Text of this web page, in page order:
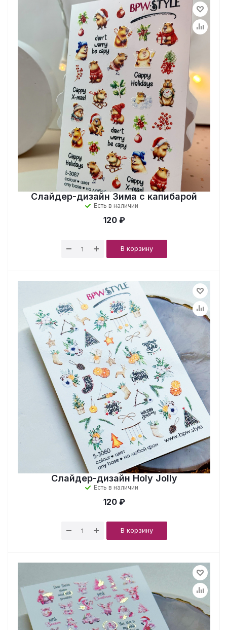
Слайдер-дизайн Зима с капибарой
Есть в наличии
120 ₽
В корзину
Слайдер-дизайн Holy Jolly
Есть в наличии
120 ₽
В корзину